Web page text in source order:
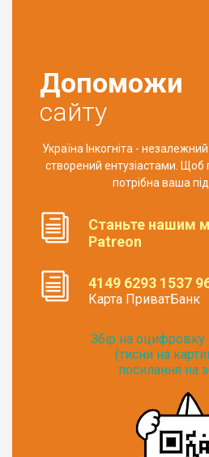
Допоможи
сайту
Україна Інкогніта -
створений ентузіастами.
потрібна ваша
Станьте нашим
Patreon
4149 6293 1537
Карта ПриватБанк
Збір на
(тисни на
посилання на